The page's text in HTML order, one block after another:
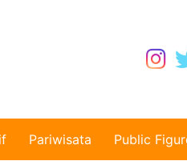
Pariwisata Public